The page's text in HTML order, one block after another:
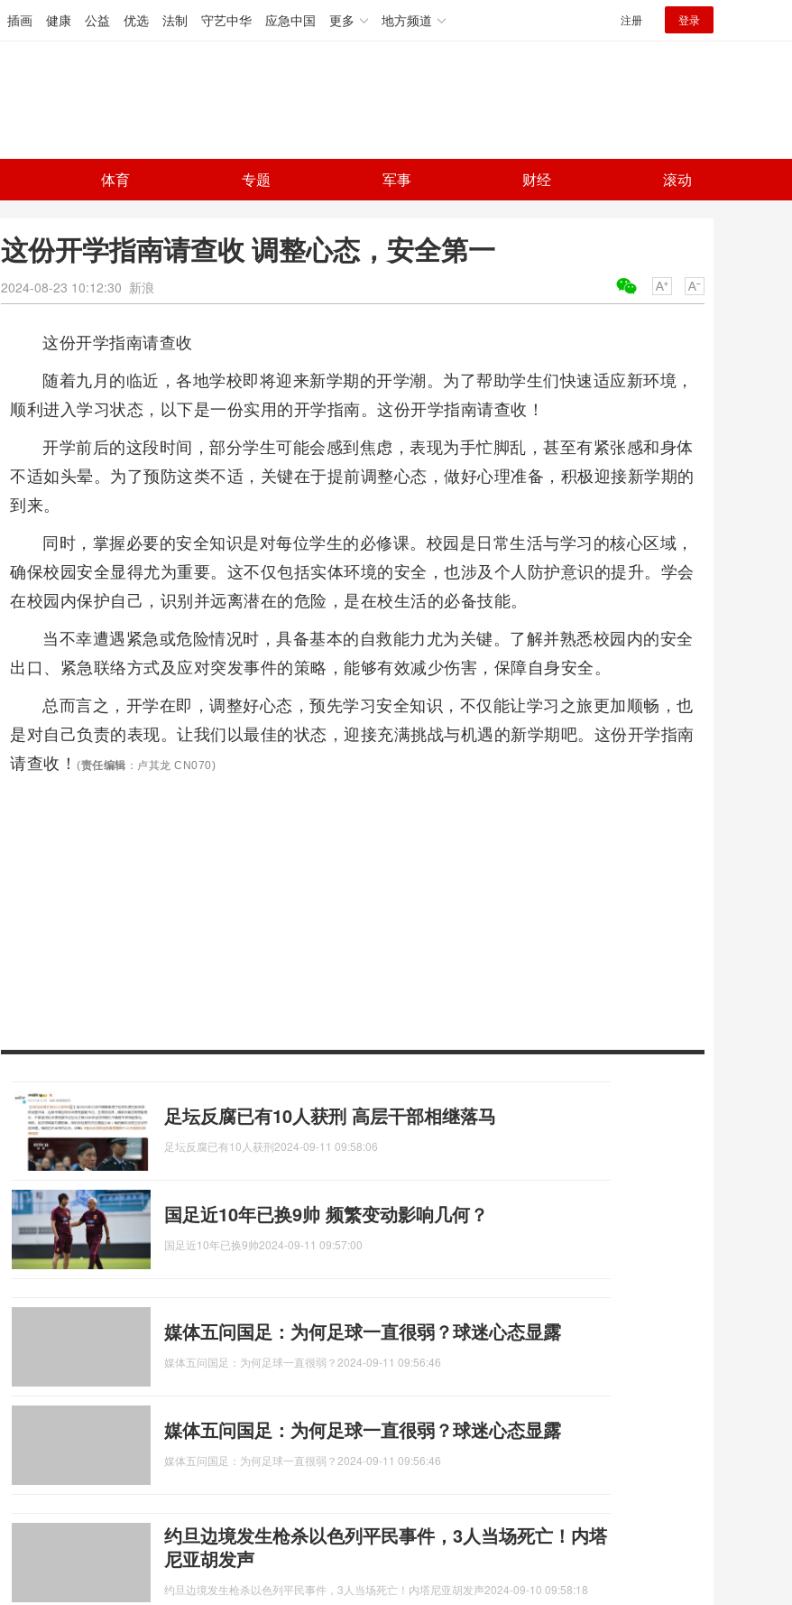
插画 健康 公益 优选 法制 守艺中华 应急中国 更多 地方频道 注册 登录
体育 专题 军事 财经 滚动
这份开学指南请查收 调整心态，安全第一
2024-08-23 10:12:30 新浪
这份开学指南请查收
随着九月的临近，各地学校即将迎来新学期的开学潮。为了帮助学生们快速适应新环境，
顺利进入学习状态，以下是一份实用的开学指南。这份开学指南请查收！
开学前后的这段时间，部分学生可能会感到焦虑，表现为手忙脚乱，甚至有紧张感和身体
不适如头晕。为了预防这类不适，关键在于提前调整心态，做好心理准备，积极迎接新学期的
到来。
同时，掌握必要的安全知识是对每位学生的必修课。校园是日常生活与学习的核心区域，
确保校园安全显得尤为重要。这不仅包括实体环境的安全，也涉及个人防护意识的提升。学会
在校园内保护自己，识别并远离潜在的危险，是在校生活的必备技能。
当不幸遭遇紧急或危险情况时，具备基本的自救能力尤为关键。了解并熟悉校园内的安全
出口、紧急联络方式及应对突发事件的策略，能够有效减少伤害，保障自身安全。
总而言之，开学在即，调整好心态，预先学习安全知识，不仅能让学习之旅更加顺畅，也
是对自己负责的表现。让我们以最佳的状态，迎接充满挑战与机遇的新学期吧。这份开学指南
请查收！ (责任编辑 ：卢其龙 CN070)
足坛反腐已有10人获刑 高层干部相继落马
足坛反腐已有10人获刑2024-09-11 09:58:06
国足近10年已换9帅 频繁变动影响几何？
国足近10年已换9帅2024-09-11 09:57:00
媒体五问国足：为何足球一直很弱？球迷心态显露
媒体五问国足：为何足球一直很弱？ 2024-09-11 09:56:46
媒体五问国足：为何足球一直很弱？球迷心态显露
媒体五问国足：为何足球一直很弱？ 2024-09-11 09:56:46
约旦边境发生枪杀以色列平民事件，3人当场死亡！内塔
尼亚胡发声
约旦边境发生枪杀以色列平民事件，3人当场死亡！内塔尼亚胡发声2024-09-10 09:58:18